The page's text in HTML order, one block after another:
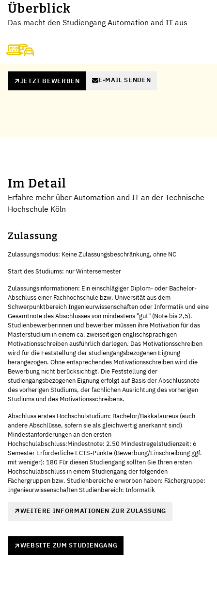
Überblick
Das macht den Studiengang Automation and IT aus
JETZT BEWERBEN E-MAIL SENDEN
Im Detail
Erfahre mehr über Automation and IT an der Technische
Hochschule Köln
Zulassung
Zulassungsmodus: Keine Zulassungsbeschränkung, ohne NC
Start des Studiums: nur Wintersemester
Zulassungsinformationen: Ein einschlägiger Diplom- oder Bachelor-
Abschluss einer Fachhochschule bzw. Universität aus dem
Schwerpunktbereich Ingenieurwissenschaften oder Informatik und eine
Gesamtnote des Abschlusses von mindestens "gut" (Note bis 2,5).
Studienbewerberinnen und bewerber müssen ihre Motivation für das
Masterstudium in einem ca. zweiseitigen englischsprachigen
Motivationsschreiben ausführlich darlegen. Das Motivationsschreiben
wird für die Feststellung der studiengangsbezogenen Eignung
herangezogen. Ohne entsprechendes Motivationsschreiben wird die
Bewerbung nicht berücksichtigt. Die Feststellung der
studiengangsbezogenen Eignung erfolgt auf Basis der Abschlussnote
des vorherigen Studiums, der fachlichen Ausrichtung des vorherigen
Studiums und des Motivationsschreibens.
Abschluss erstes Hochschulstudium: Bachelor/Bakkalaureus (auch
andere Abschlüsse, sofern sie als gleichwertig anerkannt sind)
Mindestanforderungen an den ersten
Hochschulabschluss:Mindestnote: 2.50 Mindestregelstudienzeit: 6
Semester Erforderliche ECTS-Punkte (Bewerbung/Einschreibung ggf.
mit weniger): 180 Für diesen Studiengang sollten Sie Ihren ersten
Hochschulabschluss in einem Studiengang der folgenden
Fächergruppen bzw. Studienbereiche erworben haben: Fächergruppe:
Ingenieurwissenschaften Studienbereich: Informatik
WEITERE INFORMATIONEN ZUR ZULASSUNG
WEBSITE ZUM STUDIENGANG